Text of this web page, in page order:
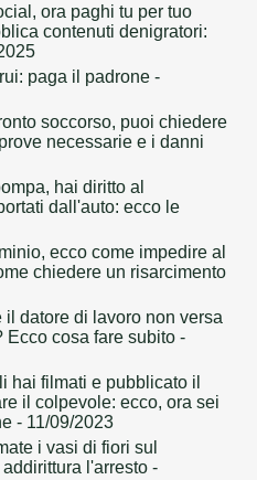
ora paghi tu per tuo
contenuti denigratori:
paga il padrone -
soccorso, puoi chiedere
necessarie e i danni
hai diritto al
dall'auto: ecco le
ecco come impedire al
chiedere un risarcimento
il datore di lavoro non versa
Ecco cosa fare subito -
hai filmati e pubblicato il
il colpevole: ecco, ora sei
- 11/09/2023
i vasi di fiori sul
l'arresto -